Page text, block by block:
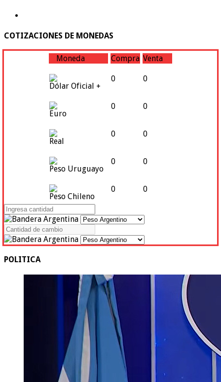
COTIZACIONES DE MONEDAS
Moneda Compra Venta
Dólar Oficial +
0 0
Euro
0 0
Real
0 0
Peso Uruguayo
0 0
Peso Chileno
0 0
POLITICA